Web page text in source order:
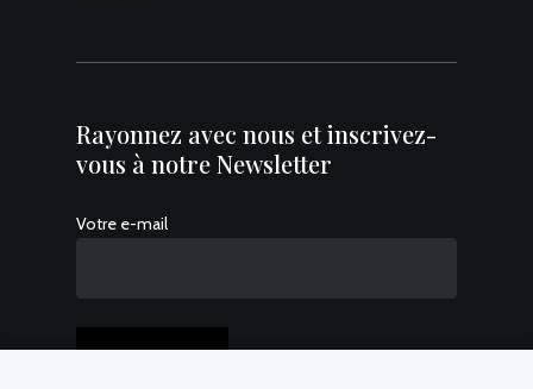
Rayonnez avec nous et inscrivez-
vous à notre Newsletter
Votre e-mail